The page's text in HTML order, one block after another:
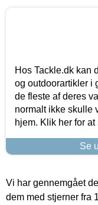
Hos Tackle.dk kan
og outdoorartikler i
de fleste af deres
normalt ikke skulle
hjem. Klik her for
Se
Vi har gennemgået
dem med stjerner fra